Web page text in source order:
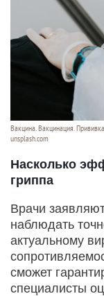
Вакцина. Вакцинация. Прививка.
unsplash.com
Насколько
гриппа
Врачи
наблюдать
актуальному
сможет
специалисты